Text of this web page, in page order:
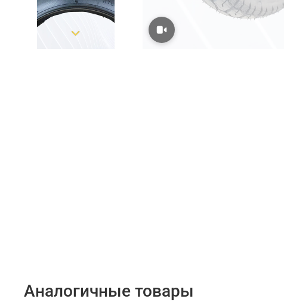
Аналогичные товары